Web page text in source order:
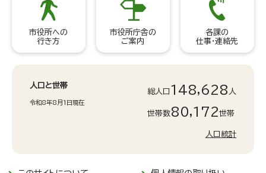
市役所への
行き方
市役所庁舎の
ご案内
各課の
仕事・連絡先
人口と世帯
令和8年8月1日現在
総人口 148,628 人
世帯数80,172世帯
人口統計